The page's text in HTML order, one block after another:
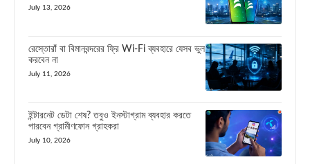
July 13, 2026
রেস্তোরাঁ বা বিমানবন্দরের ফ্রি Wi-Fi ব্যবহারে যেসব ভুল
করবেন না
July 11, 2026
ইন্টারনেট ডেটা শেষ? তবুও ইনস্টাগ্রাম ব্যবহার করতে
পারবেন গ্রামীণফোন গ্রাহকরা
July 10, 2026